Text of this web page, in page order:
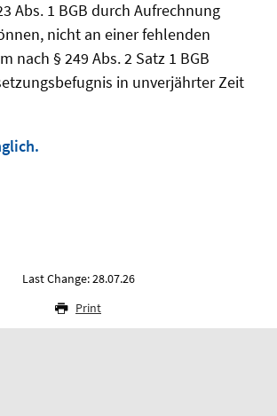
Abs. 1 BGB durch Aufrechnung
nicht an einer fehlenden
nach § 249 Abs. 2 Satz 1 BGB
in unverjährter Zeit
Last Change: 28.07.26
Print